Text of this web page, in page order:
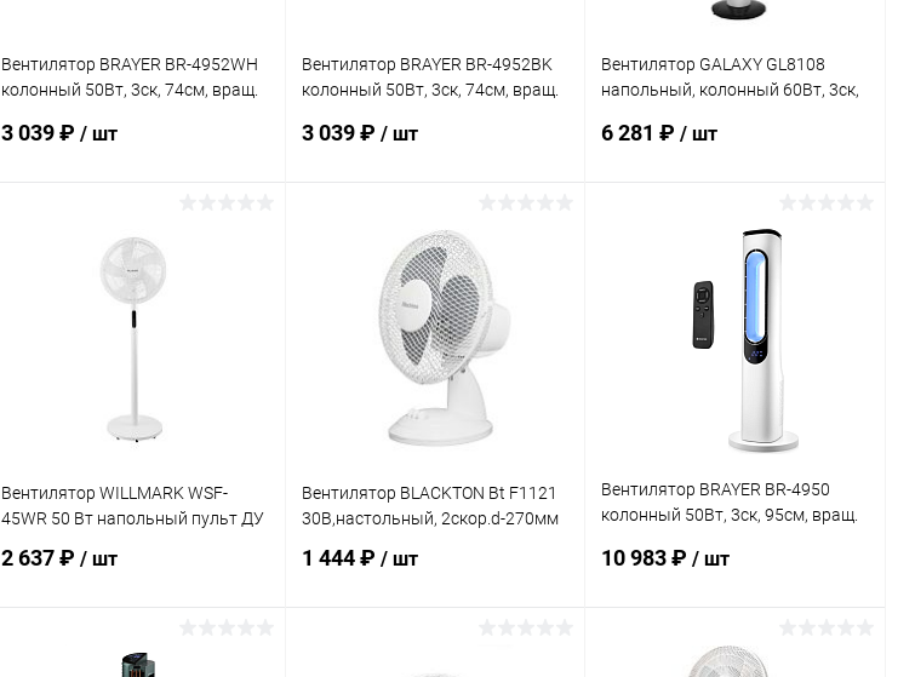
Вентилятор BRAYER BR-4952WH
колонный 50Вт, 3ск, 74см, вращ.
3 039 ₽ / шт
В корзину
Купить в 1 клик
Вентилятор BRAYER BR-4952BK
колонный 50Вт, 3ск, 74см, вращ.
3 039 ₽ / шт
В корзину
Купить в 1 клик Сравнение
В избранное В наличии
Вентилятор GALAXY GL8108
напольный, колонный 60Вт, 3ск,
6 281 ₽/ шт
В корзину
Купить в 1 клик
В избранное
Вентилятор WILLMARK WSF-
45WR 50 Вт напольный пульт ДУ
2 637 ₽ / шт
В корзину
Вентилятор BLACKTON Bt F1121
30В,настольный, 2скор.d-270мм
1 444 ₽ / шт
Вентилятор BRAYER BR-4950
колонный 50Вт, 3ск, 95см, вращ.
10 983 ₽/ шт
В корзину